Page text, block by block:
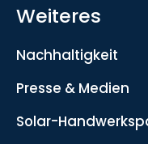
Weiteres
Nachhaltigkeit
Presse & Medien
Solar-